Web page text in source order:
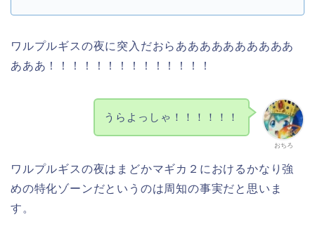
ワルプルギスの夜に突入だおらああああああああああ
あああ！！！！！！！！！！！！！！
おちろ
うらよっしゃ！！！！！！
ワルプルギスの夜はまどかマギカ２におけるかなり強
めの特化ゾーンだというのは周知の事実だと思いま
す。